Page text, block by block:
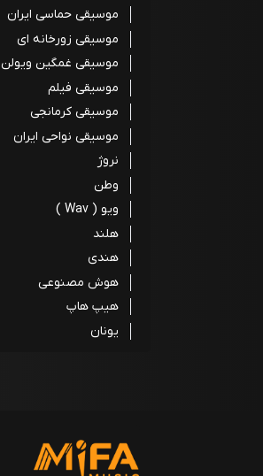
موسیقی حماسی ایران
موسیقی زورخانه ای
موسیقی غمگین ویولن
موسیقی فیلم
موسیقی کرمانجی
موسیقی نواحی ایران
نروژ
وطن
ویو ( Wav )
هلند
هندی
هوش مصنوعی
هیپ هاپ
یونان